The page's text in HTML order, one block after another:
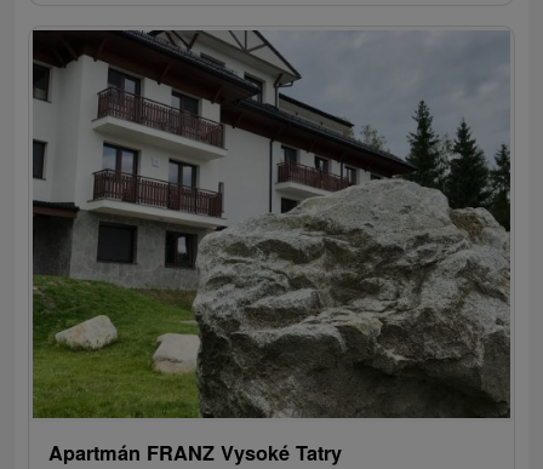
Apartmán FRANZ Vysoké Tatry